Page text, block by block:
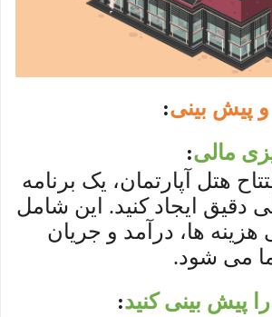
پیش بینی:
مالی:
هتل آپارتمان، یک برنامه
دقیق ایجاد کنید. این شامل
هزینه ها، درآمد و جریان
می شود.
پیش بینی کنید: